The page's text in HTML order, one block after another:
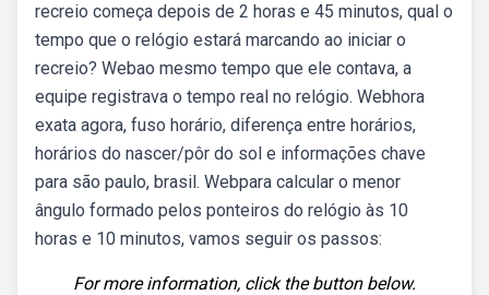
recreio começa depois de 2 horas e 45 minutos, qual o
tempo que o relógio estará marcando ao iniciar o
recreio? Webao mesmo tempo que ele contava, a
equipe registrava o tempo real no relógio. Webhora
exata agora, fuso horário, diferença entre horários,
horários do nascer/pôr do sol e informações chave
para são paulo, brasil. Webpara calcular o menor
ângulo formado pelos ponteiros do relógio às 10
horas e 10 minutos, vamos seguir os passos:
For more information, click the button below.